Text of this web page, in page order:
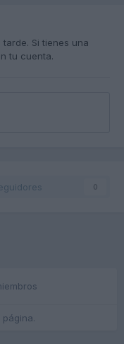
Si tienes una
tu cuenta.
0